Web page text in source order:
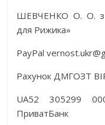
ШЕВЧЕНКО О. О. з
для Рижика»
PayPal
Рахунок ДМГОЗТ
UA52 305299
ПриватБанк